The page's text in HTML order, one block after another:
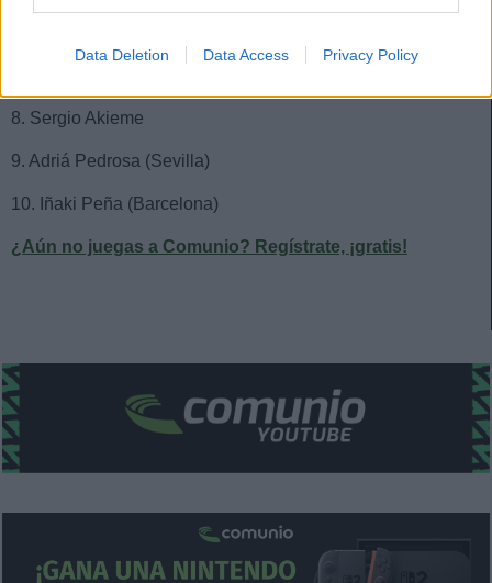
Data Deletion Data Access Privacy Policy
8. Sergio Akieme
9. Adriá Pedrosa (Sevilla)
10. Iñaki Peña (Barcelona)
¿Aún no juegas a Comunio? Regístrate, ¡gratis!